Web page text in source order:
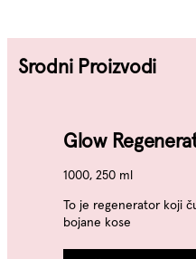
Srodni Proizvodi
Glow
1000, 250 ml
To je regenerator koji
bojane kose